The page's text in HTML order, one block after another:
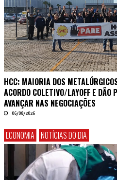
HCC: MAIORIA DOS
ACORDO COLETIVO/LAYOFF E DÃO
AVANÇAR NAS NEGOCIAÇÕES
06/08/2026
ECONOMIA NOTÍCIAS DO DIA